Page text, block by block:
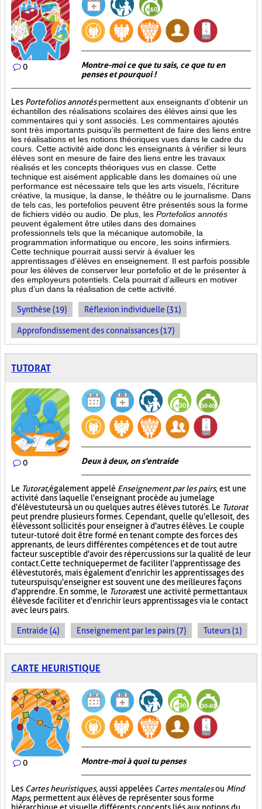
0
Montre-moi ce que tu sais, ce que tu en
penses et pourquoi !
Les Portefolios annotés permettent aux enseignants d’obtenir un
échantillon des réalisations scolaires des élèves ainsi que les
commentaires qui y sont associés. Les commentaires ajoutés
sont très importants puisqu’ils permettent de faire des liens entre
les réalisations et les notions théoriques vues dans le cadre du
cours. Cette activité aide donc les enseignants à vérifier si leurs
élèves sont en mesure de faire des liens entre les travaux
réalisés et les concepts théoriques vus en classe. Cette
technique est aisément applicable dans les domaines où une
performance est nécessaire tels que les arts visuels, l’écriture
créative, la musique, la danse, le théâtre ou le journalisme. Dans
de tels cas, les portefolios peuvent être présentés sous la forme
de fichiers vidéo ou audio. De plus, les Portefolios annotés
peuvent également être utiles dans des domaines
professionnels tels que la mécanique automobile, la
programmation informatique ou encore, les soins infirmiers.
Cette technique pourrait aussi servir à évaluer les
apprentissages d’élèves en enseignement. Il est parfois possible
pour les élèves de conserver leur portefolio et de le présenter à
des employeurs potentiels. Cela pourrait d’ailleurs en motiver
plus d’un dans la réalisation de cette activité.
Synthèse (19) Réflexion individuelle (31)
Approfondissement des connaissances (17)
TUTORAT
0 Deux à deux, on s'entraide
Le Tutorat, également appelé Enseignement par les pairs, est une
activité dans laquelle l'enseignant procède au jumelage
d'élèves tuteurs à un ou quelques autres élèves tutorés. Le Tutorat
peut prendre plusieurs formes. Cependant, quelle qu'elle soit, des
élèves sont sollicités pour enseigner à d'autres élèves. Le couple
tuteur-tutoré doit être formé en tenant compte des forces des
apprenants, de leurs différentes compétences et de tout autre
facteur susceptible d'avoir des répercussions sur la qualité de leur
contact. Cette technique permet de faciliter l'apprentissage des
élèves tutorés, mais également d'enrichir les apprentissages des
tuteurs puisqu'enseigner est souvent une des meilleures façons
d'apprendre. En somme, le Tutoratest une activité permettant aux
élèves de faciliter et d'enrichir leurs apprentissages via le contact
avec leurs pairs.
Entraide (4) Enseignement par les pairs (7) Tuteurs (1)
CARTE HEURISTIQUE
0 Montre-moi à quoi tu penses
Les Cartes heuristiques, aussi appelées Cartes mentalesou Mind
Maps, permettent aux élèves de représenter sous forme